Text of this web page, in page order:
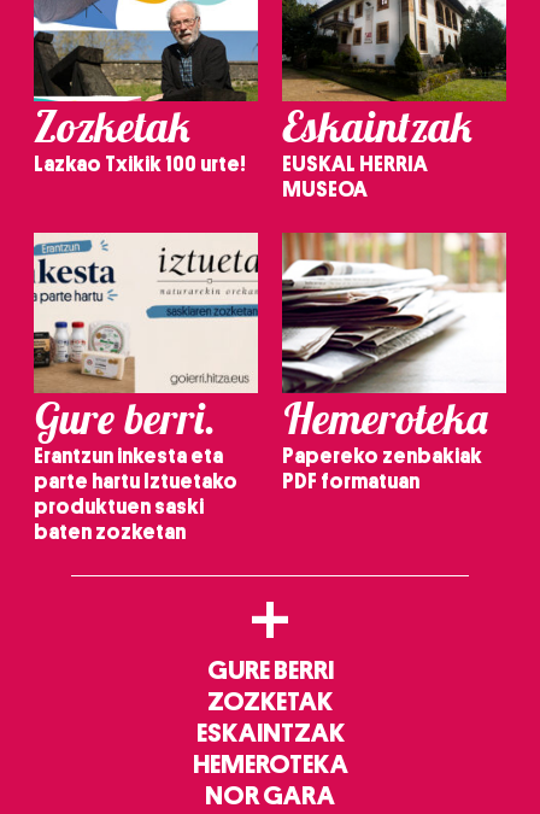
Zozketak
Lazkao Txikik 100 urte!
Eskaintzak
EUSKAL HERRIA
MUSEOA
Gure berri.
Erantzun inkesta eta
parte hartu Iztuetako
produktuen saski
baten zozketan
Hemeroteka
Papereko zenbakiak
PDF formatuan
+
GURE BERRI
ZOZKETAK
ESKAINTZAK
HEMEROTEKA
NOR GARA